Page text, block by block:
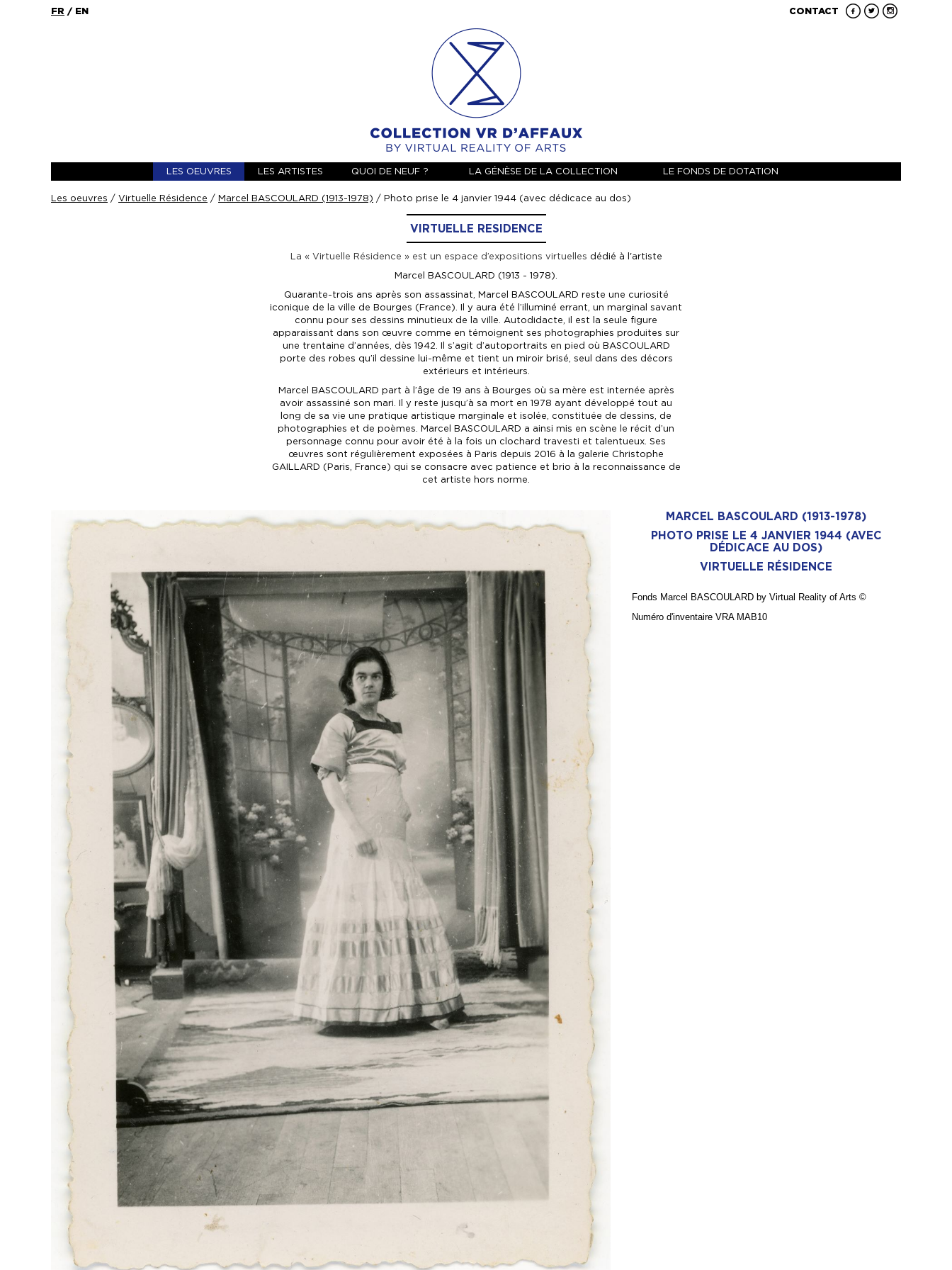
FR / EN CONTACT
LES OEUVRES LES ARTISTES QUOI DE NEUF ? LA GÉNÈSE DE LA COLLECTION LE FONDS DE DOTATION
Les oeuvres / Virtuelle Résidence / Marcel BASCOULARD (1913-1978) / Photo prise le 4 janvier 1944 (avec dédicace au dos)
VIRTUELLE RESIDENCE
La « Virtuelle Résidence » est un espace d’expositions virtuelles dédié à l'artiste
Marcel BASCOULARD (1913 - 1978).
Quarante-trois ans après son assassinat, Marcel BASCOULARD reste une curiosité
iconique de la ville de Bourges (France). Il y aura été l’illuminé errant, un marginal savant
connu pour ses dessins minutieux de la ville. Autodidacte, il est la seule figure
apparaissant dans son œuvre comme en témoignent ses photographies produites sur
une trentaine d’années, dès 1942. Il s’agit d’autoportraits en pied où BASCOULARD
porte des robes qu’il dessine lui-même et tient un miroir brisé, seul dans des décors
extérieurs et intérieurs.
Marcel BASCOULARD part à l’âge de 19 ans à Bourges où sa mère est internée après
avoir assassiné son mari. Il y reste jusqu’à sa mort en 1978 ayant développé tout au
long de sa vie une pratique artistique marginale et isolée, constituée de dessins, de
photographies et de poèmes. Marcel BASCOULARD a ainsi mis en scène le récit d’un
personnage connu pour avoir été à la fois un clochard travesti et talentueux. Ses
œuvres sont régulièrement exposées à Paris depuis 2016 à la galerie Christophe
GAILLARD (Paris, France) qui se consacre avec patience et brio à la reconnaissance de
cet artiste hors norme.
MARCEL BASCOULARD (1913-1978)
PHOTO PRISE LE 4 JANVIER 1944 (AVEC
DÉDICACE AU DOS)
VIRTUELLE RÉSIDENCE
Fonds Marcel BASCOULARD by Virtual Reality of Arts ©
Numéro d'inventaire VRA MAB10